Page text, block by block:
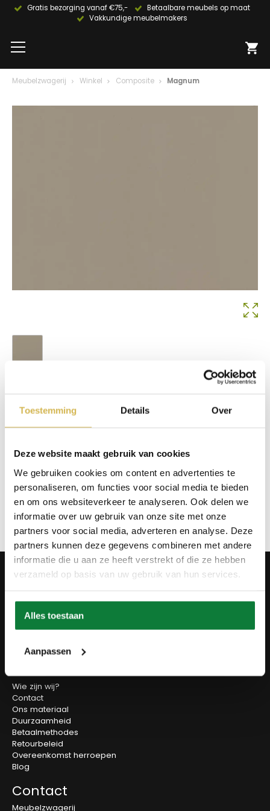
Toestemming Details Over
Deze website maakt gebruik van cookies
We gebruiken cookies om content en advertenties te
personaliseren, om functies voor social media te bieden
en om ons websiteverkeer te analyseren. Ook delen we
informatie over uw gebruik van onze site met onze
partners voor social media, adverteren en analyse. Deze
partners kunnen deze gegevens combineren met andere
informatie die u aan ze heeft verstrekt of die ze hebben
verzameld op basis van uw gebruik van hun services.
Alles toestaan
Aanpassen
Gratis bezorging vanaf €75,-
Betaalbare meubels op maat
Vakkundige meubelmakers
Meubelzwagerij Winkel Composite Magnum
€55,00
Info aanvragen / wensen doorgeven
Op verlanglijstje
Producten
Wanddecoratie
Tv-meubels
Accessoires
Olie en onderhoud
Wie zijn wij?
Contact
Ons materiaal
Duurzaamheid
Betaalmethodes
Retourbeleid
Overeenkomst herroepen
Blog
Contact
Meubelzwagerij